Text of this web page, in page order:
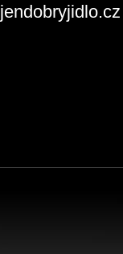
jendobryjidlo.cz